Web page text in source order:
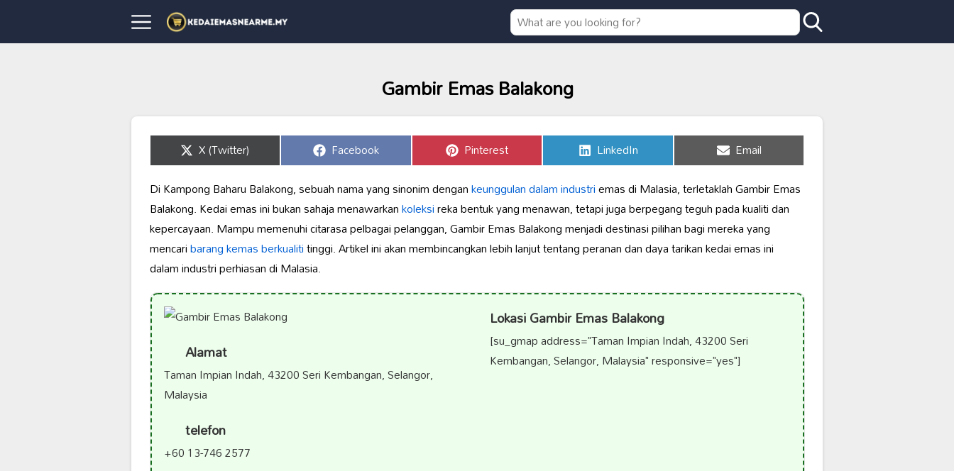
Gambir Emas Balakong
Share
on
X (Twitter) Share
on
Facebook Share
on
Pinterest Share
on
LinkedIn Share
on
Email
Di Kampong Baharu Balakong, sebuah nama yang sinonim dengankeunggulan dalam industriemas di Malasia, terletaklah Gambir Emas
Balakong. Kedai emas ini bukan sahaja menawarkankoleksireka bentuk yang menawan, tetapi juga berpegang teguh pada kualiti dan
kepercayaan. Mampu memenuhi citarasa pelbagai pelanggan, Gambir Emas Balakong menjadi destinasi pilihan bagi mereka yang
mencaribarang kemas berkualititinggi. Artikel ini akan membincangkan lebih lanjut tentang peranan dan daya tarikan kedai emas ini
dalam industri perhiasan di Malasia.
Alamat
Taman Impian Indah, 43200 Seri Kembangan, Selangor,
Malaysia
telefon
+60 13-746 2577
Lokasi Gambir Emas Balakong
[su_gmap address="Taman Impian Indah, 43200 Seri
Kembangan, Selangor, Malaysia" responsive="yes"]